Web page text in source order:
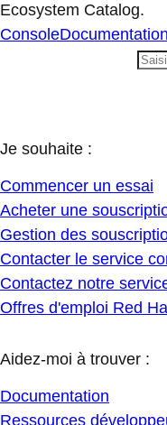
Ecosystem Catalog.
ConsoleDocumentation
Je souhaite :
Commencer un essai
Acheter une
Gestion des
Contacter le service
Contactez notre
Offres d'emploi Red
Aidez-moi à trouver :
Documentation
Ressources